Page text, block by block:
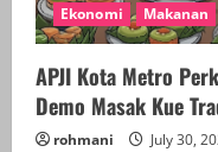
Ekonomi Makanan
APJI Kota Metro
Demo Masak Kue
rohmani July 30,